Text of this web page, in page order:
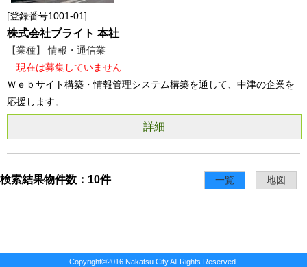
登録番号1001-01
株式会社ブライト 本社
【業種】 情報・通信業
現在は募集していません
Ｗｅｂサイト構築・情報管理システム構築を通して、中津の企業を
応援します。
詳細
検索結果物件数：10件 地図
一覧
Copyright©2016 Nakatsu City All Rights Reserved.